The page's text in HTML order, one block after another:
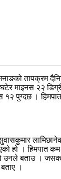
तापक्रम
माइनस २२
१२ पुग्दछ ।
हो । हिमपात कम
उनले बताउ ।
।